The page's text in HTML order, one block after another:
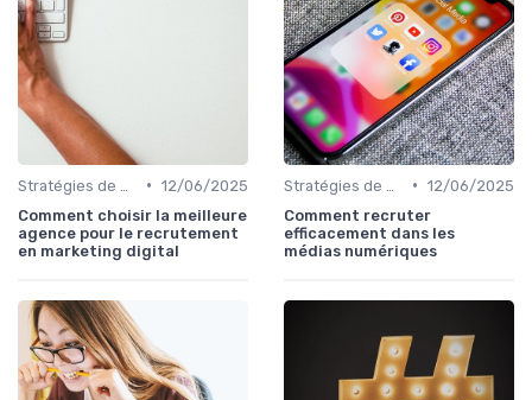
• 12/06/2025
Comment choisir la meilleure
agence pour le recrutement
en marketing digital
• 12/06/2025
Comment recruter
efficacement dans les
médias numériques